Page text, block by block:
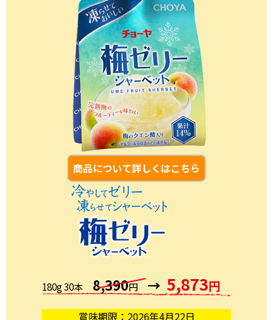
商品について詳しくはこちら
180g 30本 8,390円 → 5,873円
賞味期限：2026年4月22日